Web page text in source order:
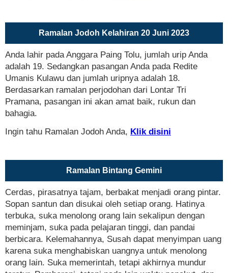
Ramalan Jodoh Kelahiran 20 Juni 2023
Anda lahir pada Anggara Paing Tolu, jumlah urip Anda
adalah 19. Sedangkan pasangan Anda pada Redite
Umanis Kulawu dan jumlah uripnya adalah 18.
Berdasarkan ramalan perjodohan dari Lontar Tri
Pramana, pasangan ini akan amat baik, rukun dan
bahagia.
Ingin tahu Ramalan Jodoh Anda, Klik disini
Ramalan Bintang Gemini
Cerdas, pirasatnya tajam, berbakat menjadi orang pintar.
Sopan santun dan disukai oleh setiap orang. Hatinya
terbuka, suka menolong orang lain sekalipun dengan
meminjam, suka pada pelajaran tinggi, dan pandai
berbicara. Kelemahannya, Susah dapat menyimpan uang
karena suka menghabiskan uangnya untuk menolong
orang lain. Suka memerintah, tetapi akhirnya mundur